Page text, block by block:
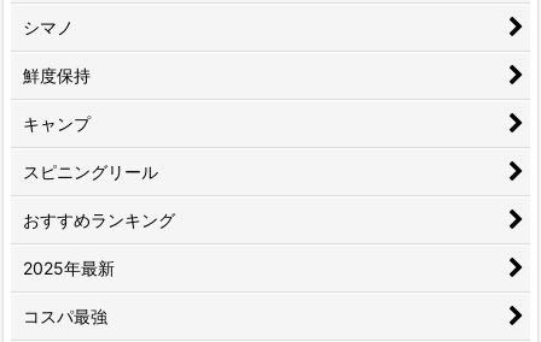
シマノ
鮮度保持
キャンプ
スピニングリール
おすすめランキング
2025年最新
コスパ最強